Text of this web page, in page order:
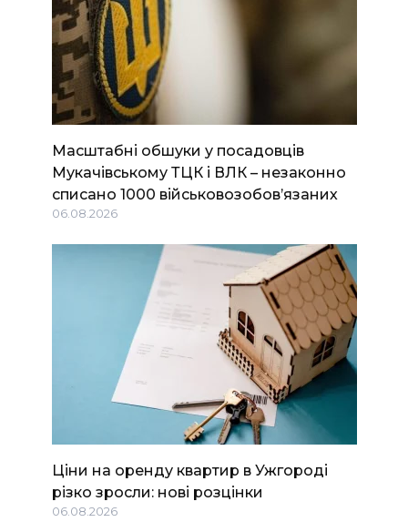
Масштабні обшуки у посадовців
Мукачівському ТЦК і ВЛК – незаконно
списано 1000 військовозобов’язаних
06.08.2026
Ціни на оренду квартир в Ужгороді
різко зросли: нові розцінки
06.08.2026